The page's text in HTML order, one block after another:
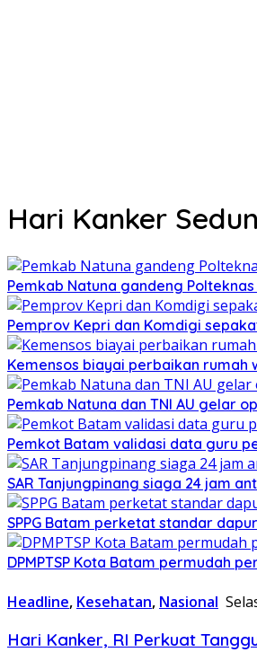
Hari Kanker
Pemkab Natuna gandeng
Pemprov Kepri dan Komdigi
Kemensos biayai perbaikan
Pemkab Natuna dan TNI AU gelar
Pemkot Batam validasi data guru
SAR Tanjungpinang siaga 24 jam
SPPG Batam perketat standar
DPMPTSP Kota Batam permudah
Headline, Kesehatan, Nasional
Hari Kanker, RI Perkuat